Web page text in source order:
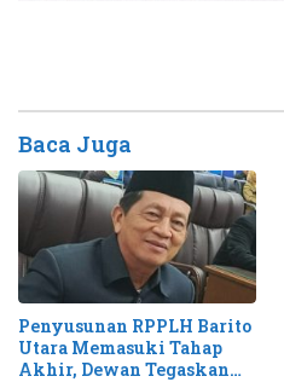
Baca Juga
Penyusunan RPPLH Barito
Utara Memasuki Tahap
Akhir, Dewan Tegaskan